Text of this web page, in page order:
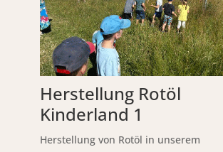
Herstellung Rotöl
Kinderland 1
Herstellung von Rotöl in unserem